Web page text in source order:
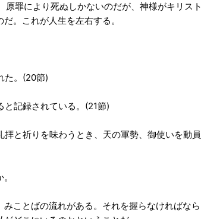
罪により死ぬしかないのだが、神様がキリスト
。これが人生を左右する。
た。(20節)
記録されている。(21節)
と祈りを味わうとき、天の軍勢、御使いを動員
ことばの流れがある。それを握らなければなら